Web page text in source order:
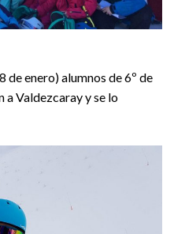
de enero) alumnos de 6º de
a Valdezcaray y se lo